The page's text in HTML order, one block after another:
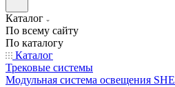
Каталог
По всему сайту
По каталогу
Каталог
Трековые системы
Модульная система освещения